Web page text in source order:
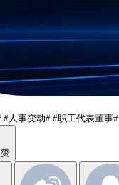
#人事变动# #职工代表董事#